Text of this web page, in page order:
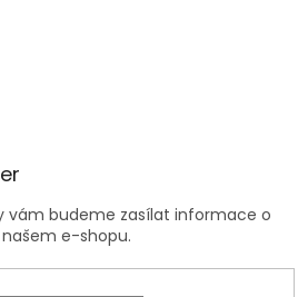
vám budeme zasílat informace o
e-shopu.